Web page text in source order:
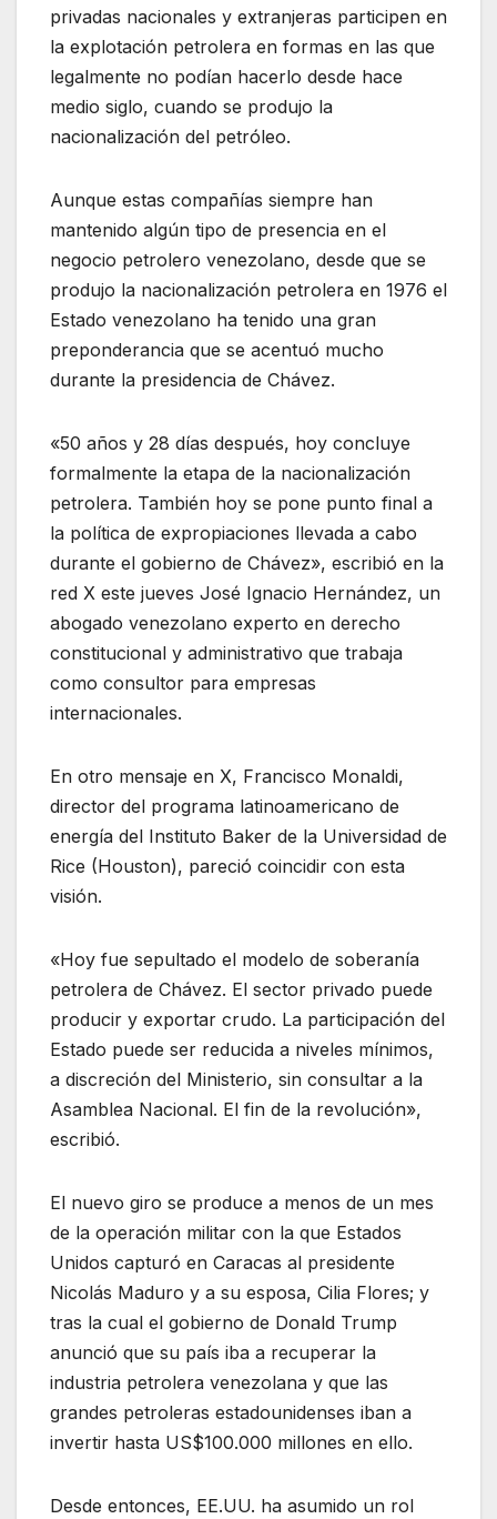
privadas nacionales y extranjeras participen en
la explotación petrolera en formas en las que
legalmente no podían hacerlo desde hace
medio siglo, cuando se produjo la
nacionalización del petróleo.
Aunque estas compañías siempre han
mantenido algún tipo de presencia en el
negocio petrolero venezolano, desde que se
produjo la nacionalización petrolera en 1976 el
Estado venezolano ha tenido una gran
preponderancia que se acentuó mucho
durante la presidencia de Chávez.
«50 años y 28 días después, hoy concluye
formalmente la etapa de la nacionalización
petrolera. También hoy se pone punto final a
la política de expropiaciones llevada a cabo
durante el gobierno de Chávez», escribió en la
red X este jueves José Ignacio Hernández, un
abogado venezolano experto en derecho
constitucional y administrativo que trabaja
como consultor para empresas
internacionales.
En otro mensaje en X, Francisco Monaldi,
director del programa latinoamericano de
energía del Instituto Baker de la Universidad de
Rice (Houston), pareció coincidir con esta
visión.
«Hoy fue sepultado el modelo de soberanía
petrolera de Chávez. El sector privado puede
producir y exportar crudo. La participación del
Estado puede ser reducida a niveles mínimos,
a discreción del Ministerio, sin consultar a la
Asamblea Nacional. El fin de la revolución»,
escribió.
El nuevo giro se produce a menos de un mes
de la operación militar con la que Estados
Unidos capturó en Caracas al presidente
Nicolás Maduro y a su esposa, Cilia Flores; y
tras la cual el gobierno de Donald Trump
anunció que su país iba a recuperar la
industria petrolera venezolana y que las
grandes petroleras estadounidenses iban a
invertir hasta US$100.000 millones en ello.
Desde entonces, EE.UU. ha asumido un rol